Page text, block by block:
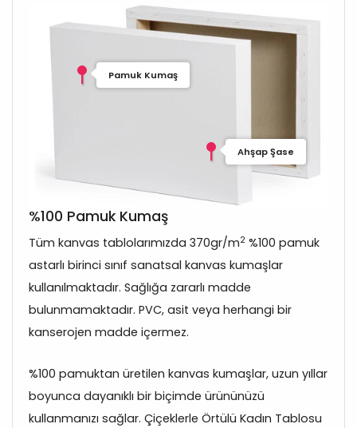
Pamuk Kumaş
Ahşap Şase
%100 Pamuk Kumaş
Tüm kanvas tablolarımızda 370gr/m2 %100 pamuk
astarlı birinci sınıf sanatsal kanvas kumaşlar
kullanılmaktadır. Sağlığa zararlı madde
bulunmamaktadır. PVC, asit veya herhangi bir
kanserojen madde içermez.
%100 pamuktan üretilen kanvas kumaşlar, uzun yıllar
boyunca dayanıklı bir biçimde ürününüzü
kullanmanızı sağlar. Çiçeklerle Örtülü Kadın Tablosu